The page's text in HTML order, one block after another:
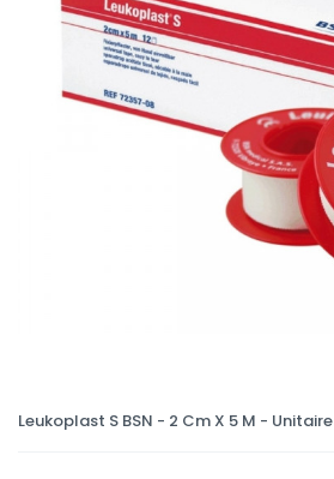
Leukoplast S BSN - 2 Cm X 5 M - Unitaire